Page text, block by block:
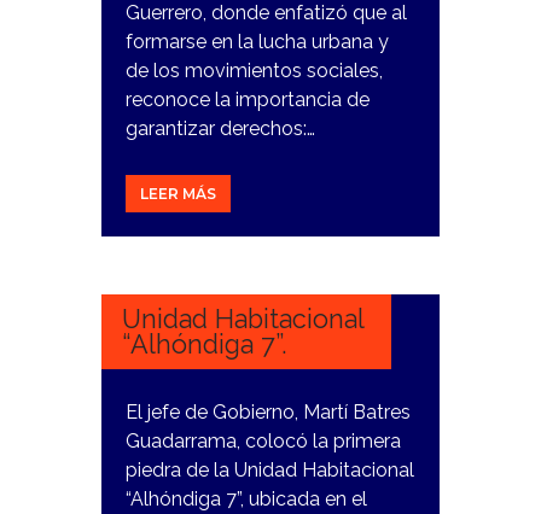
Guerrero, donde enfatizó que al
formarse en la lucha urbana y
de los movimientos sociales,
reconoce la importancia de
garantizar derechos:…
LEER MÁS
27
Unidad Habitacional
“Alhóndiga 7”.
El jefe de Gobierno, Martí Batres
Guadarrama, colocó la primera
piedra de la Unidad Habitacional
“Alhóndiga 7”, ubicada en el